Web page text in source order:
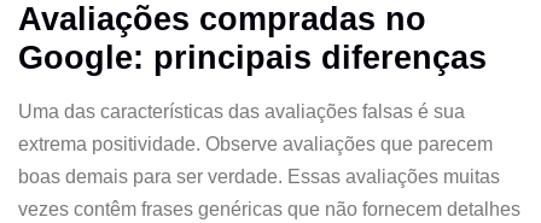
Avaliações compradas no
Google: principais diferenças
Uma das características das avaliações falsas é sua
extrema positividade. Observe avaliações que parecem
boas demais para ser verdade. Essas avaliações muitas
vezes contêm frases genéricas que não fornecem detalhes